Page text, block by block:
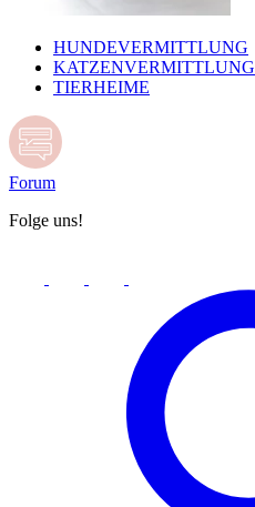
HUNDEVERMITTLUNG
KATZENVERMITTLUNG
TIERHEIME
Forum
Folge uns!